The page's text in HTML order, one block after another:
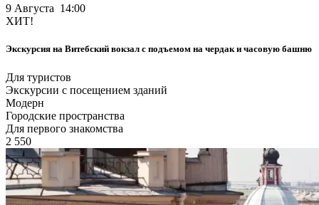
9 Августа 14:00
ХИТ!
Экскурсия на Витебский вокзал с подъемом на чердак и часовую башню
Для туристов
Экскурсии с посещением зданий
Модерн
Городские пространства
Для первого знакомства
2 550